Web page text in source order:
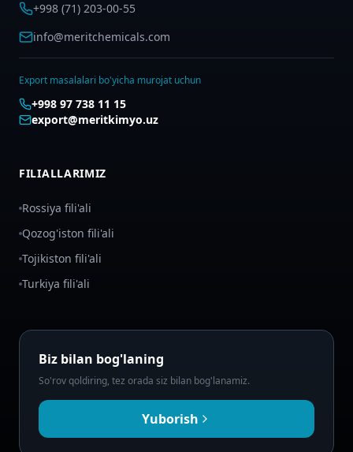
+998 (71) 203-00-55
info@meritchemicals.com
Export masalalari bo'yicha murojat uchun
+998 97 738 11 15
export@meritkimyo.uz
FILIALLARIMIZ
Rossiya fili'ali
Qozog'iston fili'ali
Tojikiston fili'ali
Turkiya fili'ali
Biz bilan bog'laning
So'rov qoldiring, tez orada siz bilan bog'lanamiz.
Yuborish